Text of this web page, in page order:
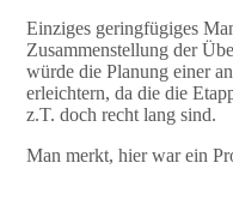
Einziges geringfügiges
Zusammenstellung der
würde die Planung einer
erleichtern, da die die
z.T. doch recht lang sind.
Man merkt, hier war ein